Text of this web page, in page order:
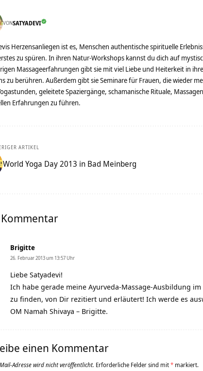
VONSATYADEVI
Herzensanliegen ist es, Menschen authentische spirituelle
zu spüren. In ihren Natur-Workshops kannst du dich auf
Massageerfahrungen gibt sie mit viel Liebe und Heiterkeit in
zu berühren. Außerdem gibt sie Seminare für Frauen, die wieder
geleitete Spaziergänge, schamanische Rituale,
Erfahrungen zu führen.
ARTIKEL
World Yoga Day 2013 in Bad Meinberg
Kommentar
Brigitte
26. Februar 2013 um 13:57 Uhr
Liebe Satyadevi!
Ich habe gerade meine Ayurveda-Massage-Ausbildung
zu finden, von Dir rezitiert und erläutert! Ich werde es
OM Namah Shivaya – Brigitte.
einen Kommentar
Adresse wird nicht veröffentlicht. Erforderliche Felder sind mit* markiert.